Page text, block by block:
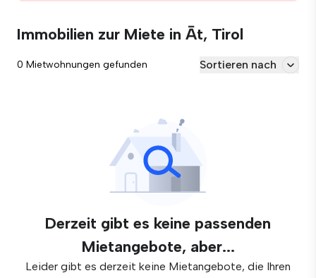
Immobilien zur Miete in Āt, Tirol
0 Mietwohnungen gefunden Sortieren nach
Derzeit gibt es keine passenden
Mietangebote, aber...
Leider gibt es derzeit keine Mietangebote, die Ihren